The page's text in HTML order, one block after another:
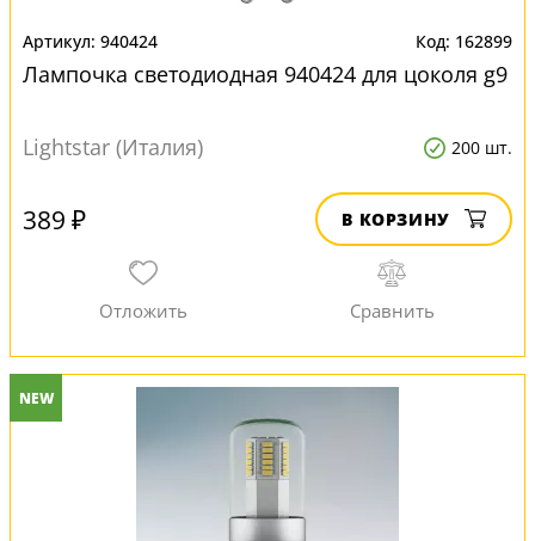
940424 162899
Лампочка светодиодная 940424 для цоколя g9
Lightstar (Италия) 200 шт.
389 ₽ В КОРЗИНУ
NEW